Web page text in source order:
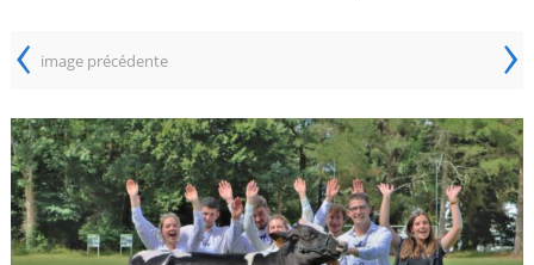
‹ image précédente ›